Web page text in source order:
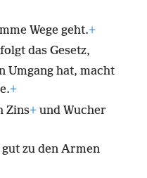
Wege geht.+
das Gesetz,
Umgang hat, macht
+
Zins+ und Wucher
zu den Armen